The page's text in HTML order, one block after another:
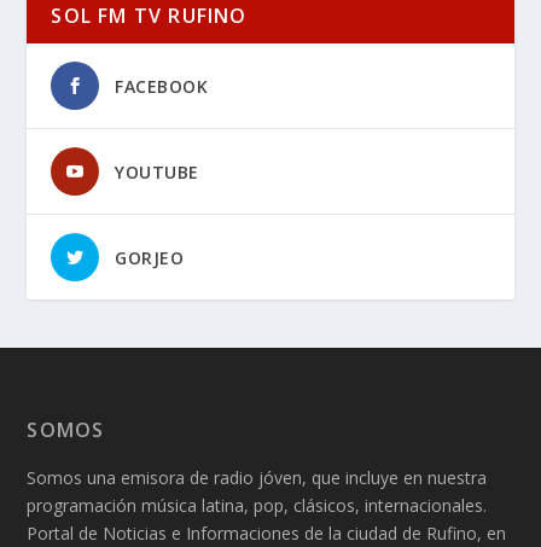
SOL FM TV RUFINO
FACEBOOK
YOUTUBE
GORJEO
SOMOS
Somos una emisora de radio jóven, que incluye en nuestra
programación música latina, pop, clásicos, internacionales.
Portal de Noticias e Informaciones de la ciudad de Rufino, en